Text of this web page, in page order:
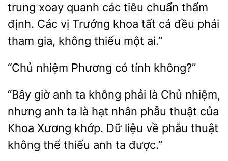
trung xoay quanh các tiêu chuẩn thẩm
định. Các vị Trưởng khoa tất cả đều
tham gia, không
một ai.”
“Chủ Phương tính
giờ anh ta không phải là Chủ nhiệm,
nhưng anh
là hạt nhân phẫu thuật của
Khoa Xương
Dữ liệu về phẫu thuật
không thể thiếu anh ta được.”